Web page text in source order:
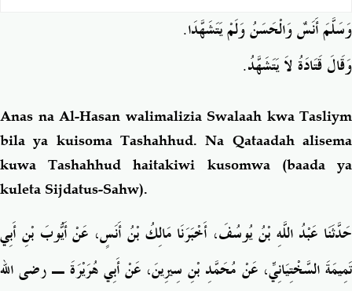
وَسَلَّمَ أَنَسٌ وَالْحَسَنُ وَلَمْ يَتَشَهَّدَا.
وَقَالَ قَتَادَةُ لاَ يَتَشَهَّدُ.
Anas na Al-Hasan walimalizia Swalaah kwa Tasliym
bila ya kuisoma Tashahhud. Na Qataadah alisema
kuwa Tashahhud haitakiwi kusomwa (baada ya
kuleta Sijdatus-Sahw).
حَدَّثَنَا عَبْدُ اللَّهِ بْنُ يُوسُفَ، أَخْبَرَنَا مَالِكُ بْنُ أَنَسٍ، عَنْ أَيُّوبَ بْنِ أَبِي
تَمِيمَةَ السَّخْتِيَانِيِّ، عَنْ مُحَمَّدِ بْنِ سِيرِينَ، عَنْ أَبِي هُرَيْرَةَ ـ رضى الله